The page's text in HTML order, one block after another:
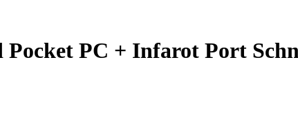
Pocket PC + Infarot Port